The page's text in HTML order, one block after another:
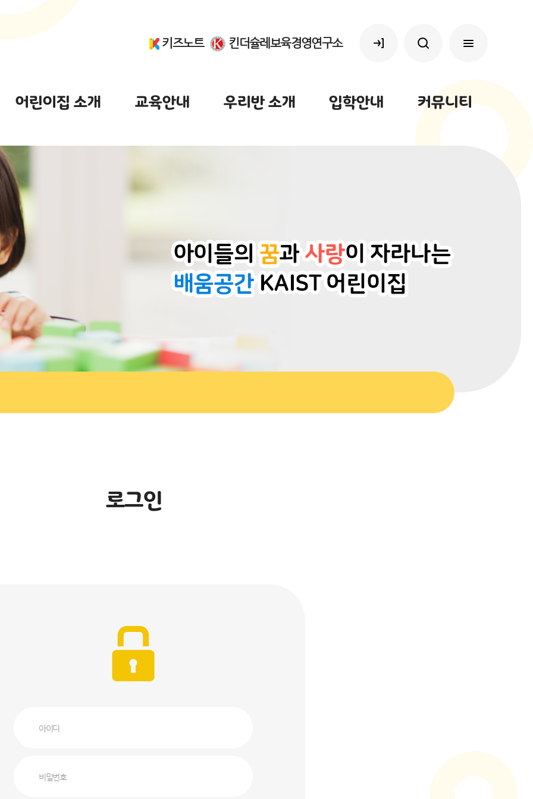
키즈노트 킨더슐레보육경영연구소
어린이집 소개 교육안내 우리반 소개 입학안내 커뮤니티
로그인